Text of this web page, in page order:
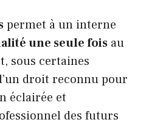
permet à un interne
une seule fois au
sous certaines
droit reconnu pour
éclairée et
des futurs